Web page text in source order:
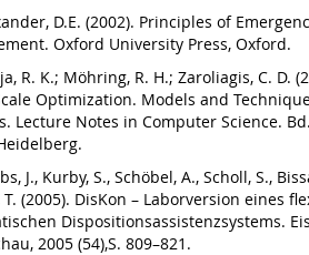
D.E. (2002). Principles of
Oxford University Press, Oxford.
R. K.; Möhring, R. H.; Zaroliagis, C. D.
Optimization. Models and
Lecture Notes in Computer Science.
J., Kurby, S., Schöbel, A., Scholl, S.,
T. (2005). DisKon – Laborversion eines
Dispositionsassistenzsystems.
2005 (54),S. 809–821.